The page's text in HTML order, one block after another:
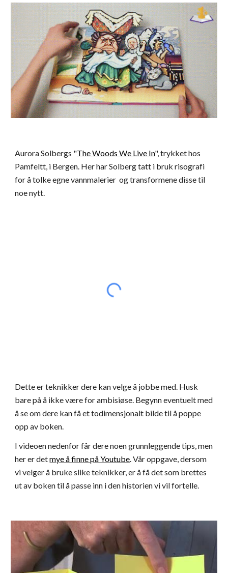
Aurora Solbergs "The Woods We Live In", trykket hos
Pamfeltt, i Bergen. Her har Solberg tatt i bruk risografi
for å tolke egne vannmalerier og transformene disse til
noe nytt.
Dette er teknikker dere kan velge å jobbe med. Husk
bare på å ikke være for ambisiøse. Begynn eventuelt med
å se om dere kan få et todimensjonalt bilde til å poppe
opp av boken.
I videoen nedenfor får dere noen grunnleggende tips, men
her er detmye å finne på Youtube. Vår oppgave, dersom
vi velger å bruke slike teknikker, er å få det som brettes
ut av boken til å passe inn i den historien vi vil fortelle.